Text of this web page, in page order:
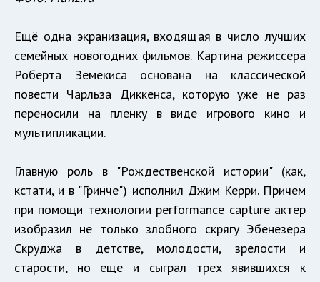
Ещё одна экранизация, входящая в число лучших
семейных новогодних фильмов. Картина режиссера
Роберта Земекиса основана на классической
повести Чарльза Диккенса, которую уже не раз
переносили на пленку в виде игрового кино и
мультипликации.
Главную роль в "Рождественской истории" (как,
кстати, и в "Гринче") исполнил Джим Керри. Причем
при помощи технологии performance capture актер
изобразил не только злобного скрягу Эбенезера
Скруджа в детстве, молодости, зрелости и
старости, но еще и сыграл трех явившихся к